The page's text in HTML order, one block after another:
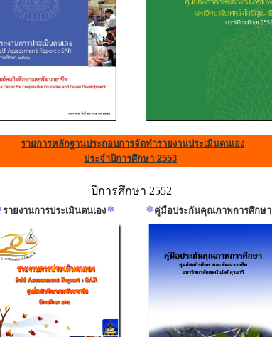
รายการหลักฐานประกอบการจัดทำรายงานประเมินตนเอง
ประจำปีการศึกษา 2553
ปีการศึกษา 2552
รายงานการประเมินตนเอง คู่มือประกันคุณภาพการศึกษา